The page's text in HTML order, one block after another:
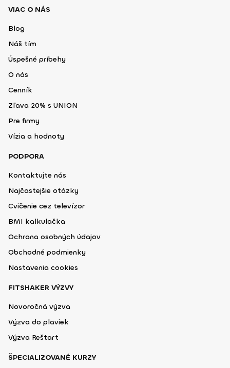
VIAC O NÁS
Blog
Náš tím
Úspešné príbehy
O nás
Cenník
Zľava 20% s UNION
Pre firmy
Vízia a hodnoty
PODPORA
Kontaktujte nás
Najčastejšie otázky
Cvičenie cez televízor
BMI kalkulačka
Ochrana osobných údajov
Obchodné podmienky
Nastavenia cookies
FITSHAKER VÝZVY
Novoročná výzva
Výzva do plaviek
Výzva Reštart
ŠPECIALIZOVANÉ KURZY